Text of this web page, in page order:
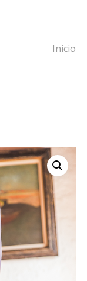
Inicio